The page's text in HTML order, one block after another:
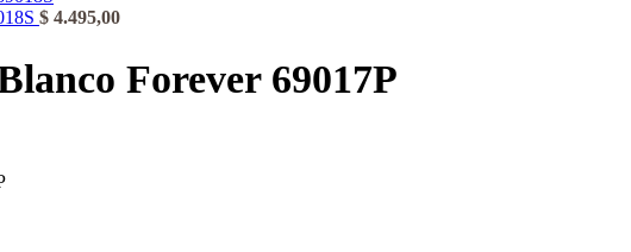
$ 4.495,00
Forever 69017P